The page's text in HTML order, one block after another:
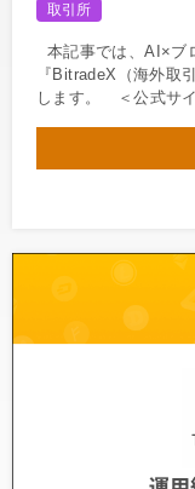
取引所
本記事では、AI×ブ
『BitradeX（海外取
します。 ＜公式サ